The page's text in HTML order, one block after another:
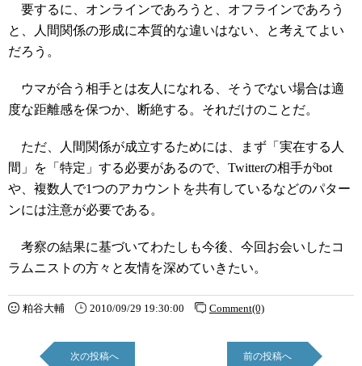
要するに、オンラインであろうと、オフラインであろう
と、人間関係の形成に本質的な違いはない、と考えてよい
だろう。
ウマが合う相手とは友人になれる、そうでない場合は適
度な距離感を保つか、断絶する。それだけのことだ。
ただ、人間関係が成立するためには、まず「実在する人
間」を「特定」する必要があるので、Twitterの相手がbot
や、複数人で1つのアカウントを共有しているなどのパター
ンには注意が必要である。
考察の結果に基づいてわたしも今後、今回お会いしたコ
ラムニストの方々と友情を深めていきたい。
粕谷大輔 2010/09/29 19:30:00 Comment(0)
次の投稿へ 前の投稿へ